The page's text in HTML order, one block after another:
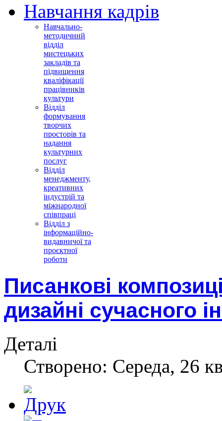
Навчання кадрів
Навчально-
методичний
відділ
мистецьких
закладів та
підвищення
кваліфікації
працівників
культури
Відділ
формування
творчих
просторів та
надання
культурних
послуг
Відділ
менеджменту,
креативних
індустрій та
міжнародної
співпраці
Відділ з
інформаційно-
видавничої та
проєктної
роботи
Писанкові
дизайні сучасного
Деталі
Створено: Середа, 26